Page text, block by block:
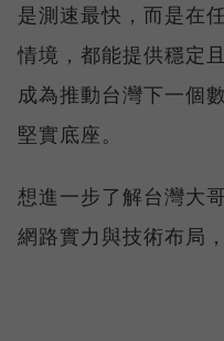
是測速最快，而是在
情境，都能提供穩定
成為推動台灣下一個
堅實底座。
想進一步了解台灣大
網路實力與技術布局，